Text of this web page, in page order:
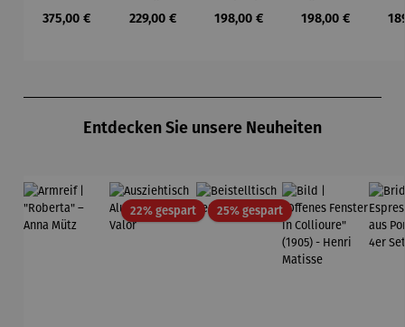
ph –
Regulärer Preis:
375,00 €
-
Regulärer Preis:
229,00 €
einem
Regulärer Preis:
198,00 €
Mondrian
Regulärer Preis:
198,00 €
Entdecken Sie unsere Neuheiten
22% gespartRabatt25% gespartRabatt